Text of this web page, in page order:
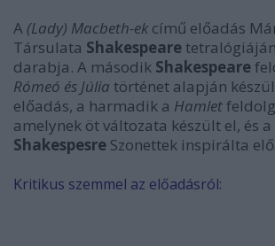
A (Lady) Macbeth-ek című előadás
Társulata Shakespeare
darabja. A második Shakespeare
Rómeó és Júlia történet alapján
előadás, a harmadik a Hamlet
amelynek öt változata készült el, és
Shakespesre Szonettek inspirálta
Kritikus szemmel az előadásról: